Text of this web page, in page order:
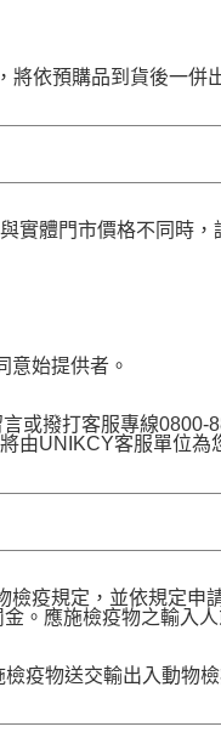
將依預購品到貨後一併
實體門市價格不同時，
意始提供者。
或撥打客服專線0800-
由UNIKCY客服單位為
疫規定，並依規定申
。應施檢疫物之輸入
疫物送交輸出入動物